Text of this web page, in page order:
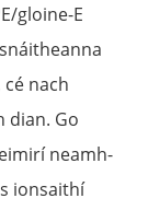
gloine-E
nach
dian. Go
neamh-
ionsaithí